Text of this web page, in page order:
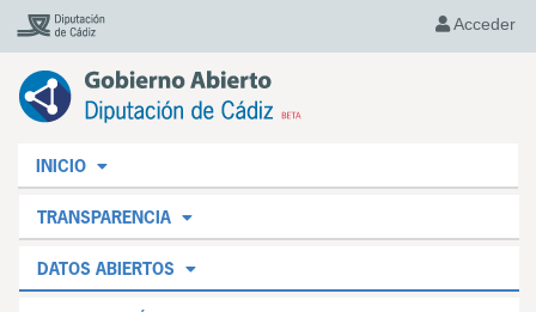
Acceder
INICIO
TRANSPARENCIA
DATOS ABIERTOS